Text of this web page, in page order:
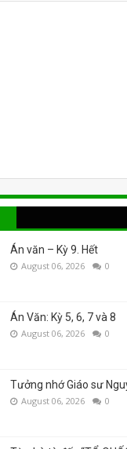
Án văn – Kỳ 9. Hết
August 06, 2026 0
Án Văn: Kỳ 5, 6, 7 và 8
August 06, 2026 0
Tưởng nhớ Giáo sư
August 06, 2026 0